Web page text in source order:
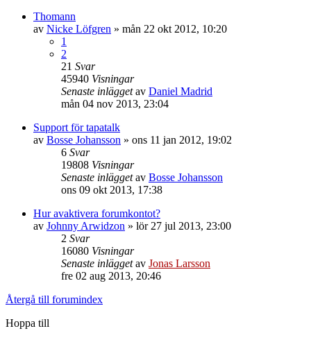
Thomann
av Nicke Löfgren » mån 22 okt 2012, 10:20
1
2
21 Svar
45940 Visningar
Senaste inläggetav Daniel Madrid
mån 04 nov 2013, 23:04
Support för tapatalk
av Bosse Johansson » ons 11 jan 2012, 19:02
6 Svar
19808 Visningar
Senaste inläggetav Bosse Johansson
ons 09 okt 2013, 17:38
Hur avaktivera forumkontot?
av Johnny Arwidzon » lör 27 jul 2013, 23:00
2 Svar
16080 Visningar
Senaste inläggetav Jonas Larsson
fre 02 aug 2013, 20:46
Återgå till forumindex
Hoppa till